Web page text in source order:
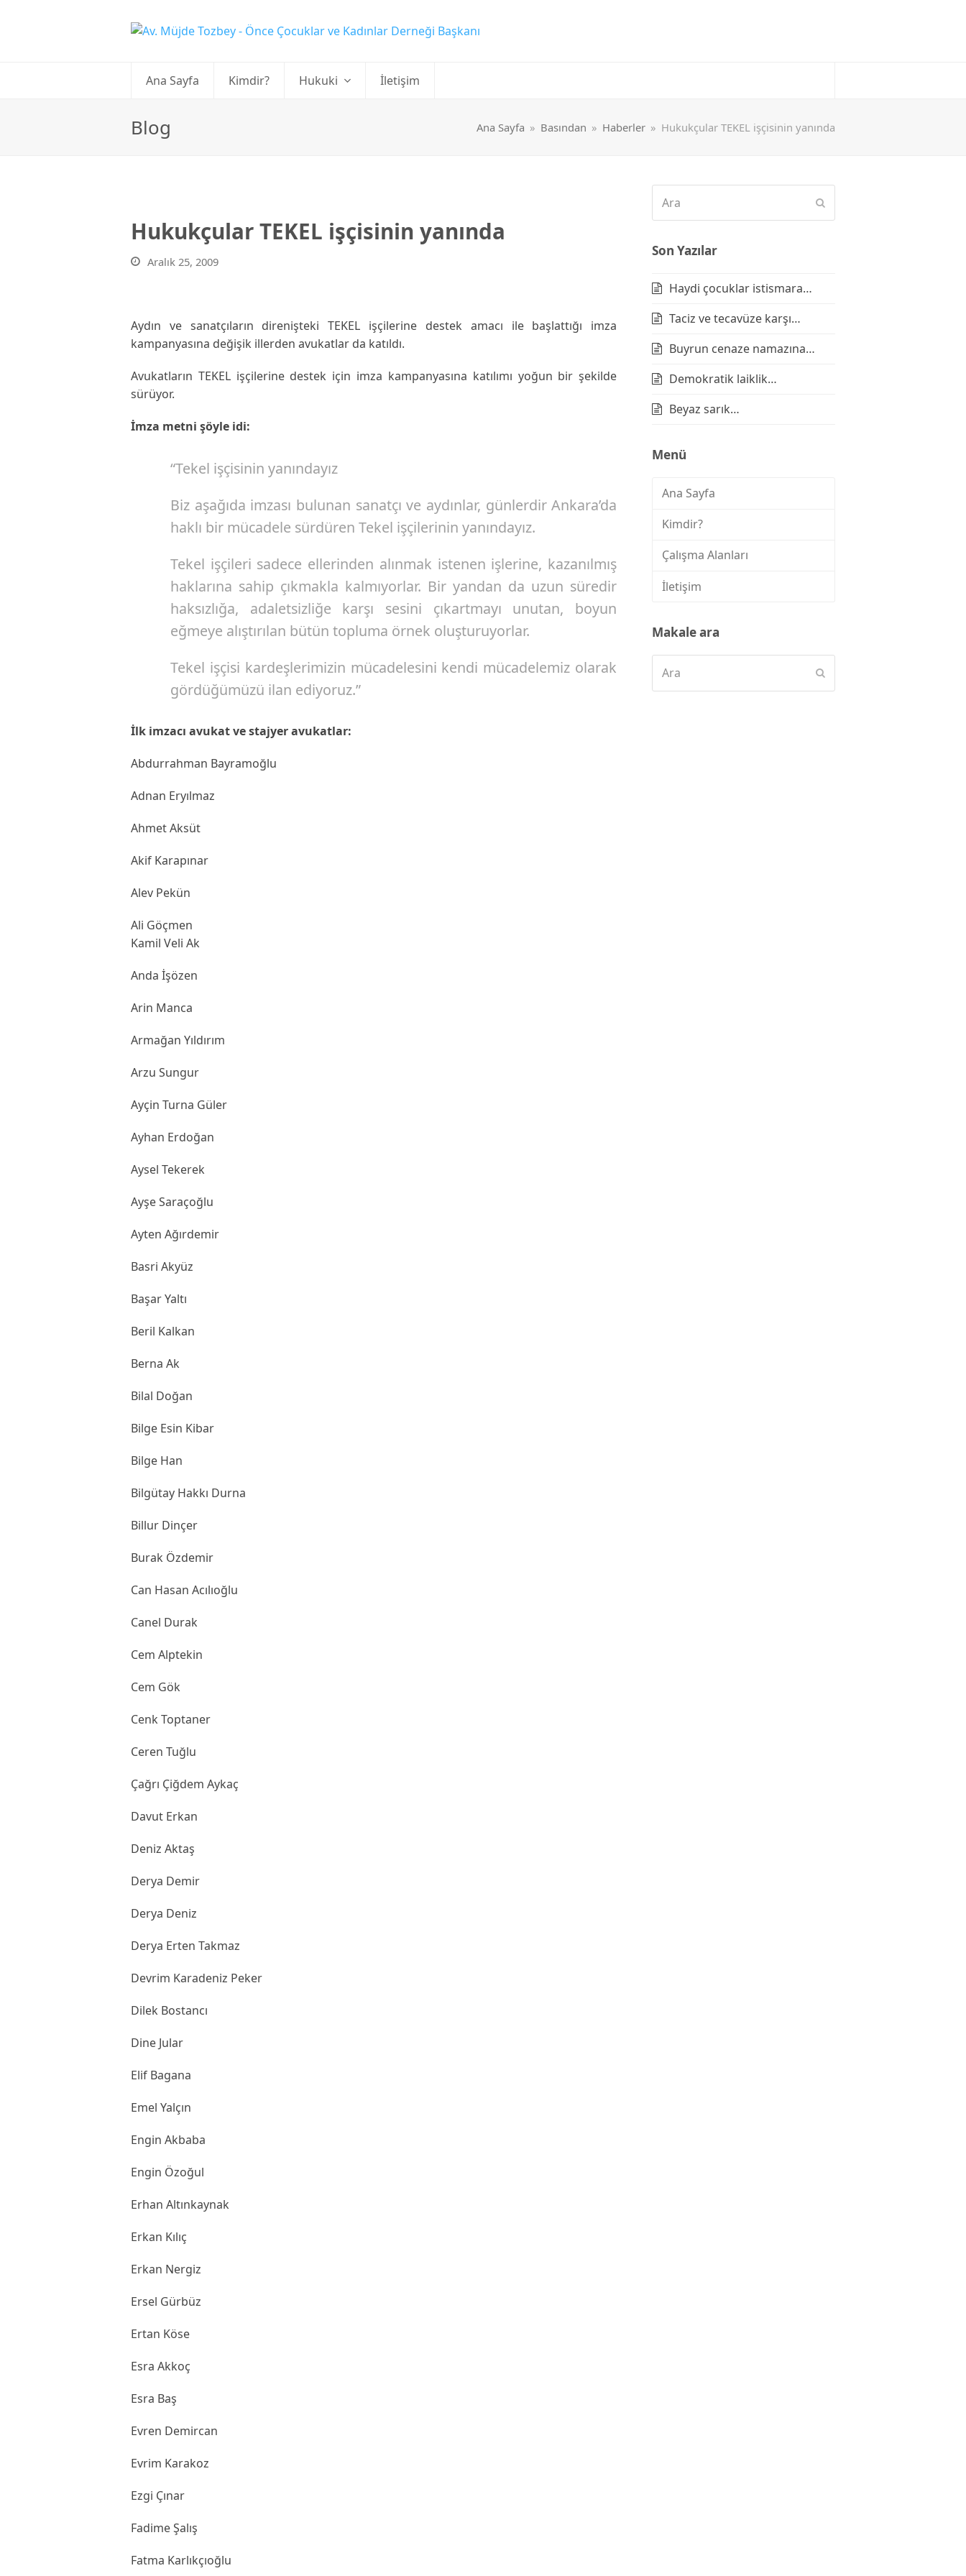
Ana Sayfa Kimdir? Hukuki İletişim
Blog Ana Sayfa » Basından » Haberler » Hukukçular TEKEL işçisinin yanında
Hukukçular TEKEL işçisinin yanında
Aralık 25, 2009
Aydın ve sanatçıların direnişteki TEKEL işçilerine destek amacı ile başlattığı imza
kampanyasına değişik illerden avukatlar da katıldı.
Avukatların TEKEL işçilerine destek için imza kampanyasına katılımı yoğun bir şekilde
sürüyor.
İmza metni şöyle idi:
“Tekel işçisinin yanındayız
Biz aşağıda imzası bulunan sanatçı ve aydınlar, günlerdir Ankara’da
haklı bir mücadele sürdüren Tekel işçilerinin yanındayız.
Tekel işçileri sadece ellerinden alınmak istenen işlerine, kazanılmış
haklarına sahip çıkmakla kalmıyorlar. Bir yandan da uzun süredir
haksızlığa, adaletsizliğe karşı sesini çıkartmayı unutan, boyun
eğmeye alıştırılan bütün topluma örnek oluşturuyorlar.
Tekel işçisi kardeşlerimizin mücadelesini kendi mücadelemiz olarak
gördüğümüzü ilan ediyoruz.”
İlk imzacı avukat ve stajyer avukatlar:
Abdurrahman Bayramoğlu
Adnan Eryılmaz
Ahmet Aksüt
Akif Karapınar
Alev Pekün
Ali Göçmen
Kamil Veli Ak
Anda İşözen
Arin Manca
Armağan Yıldırım
Arzu Sungur
Ayçin Turna Güler
Ayhan Erdoğan
Aysel Tekerek
Ayşe Saraçoğlu
Ayten Ağırdemir
Basri Akyüz
Başar Yaltı
Beril Kalkan
Berna Ak
Bilal Doğan
Bilge Esin Kibar
Bilge Han
Bilgütay Hakkı Durna
Billur Dinçer
Burak Özdemir
Can Hasan Acılıoğlu
Canel Durak
Cem Alptekin
Cem Gök
Cenk Toptaner
Ceren Tuğlu
Çağrı Çiğdem Aykaç
Davut Erkan
Deniz Aktaş
Derya Demir
Derya Deniz
Derya Erten Takmaz
Devrim Karadeniz Peker
Dilek Bostancı
Dine Jular
Elif Bagana
Emel Yalçın
Engin Akbaba
Engin Özoğul
Erhan Altınkaynak
Erkan Kılıç
Erkan Nergiz
Ersel Gürbüz
Ertan Köse
Esra Akkoç
Esra Baş
Evren Demircan
Evrim Karakoz
Ezgi Çınar
Fadime Şalış
Fatma Karlıkçıoğlu
Son Yazılar
Haydi çocuklar istismara…
Taciz ve tecavüze karşı…
Buyrun cenaze namazına…
Demokratik laiklik…
Beyaz sarık…
Menü
Ana Sayfa
Kimdir?
Çalışma Alanları
İletişim
Makale ara